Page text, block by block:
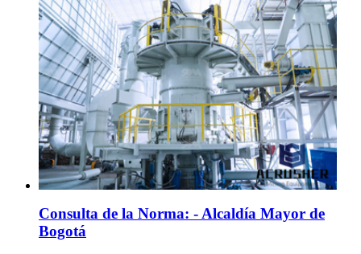
Consulta de la Norma: - Alcaldía Mayor de
Bogotá